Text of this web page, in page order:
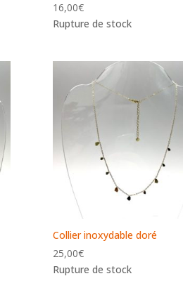
16,00€
Rupture de stock
Collier inoxydable doré
25,00€
Rupture de stock